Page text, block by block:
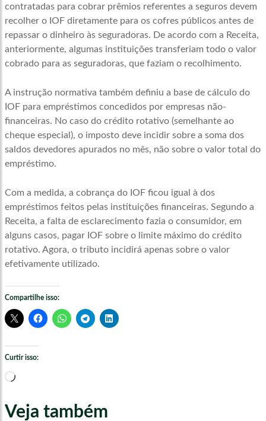
contratadas para cobrar prêmios referentes a seguros devem
recolher o IOF diretamente para os cofres públicos antes de
repassar o dinheiro às seguradoras. De acordo com a Receita,
anteriormente, algumas instituições transferiam todo o valor
cobrado para as seguradoras, que faziam o recolhimento.
A instrução normativa também definiu a base de cálculo do
IOF para empréstimos concedidos por empresas não-
financeiras. No caso do crédito rotativo (semelhante ao
cheque especial), o imposto deve incidir sobre a soma dos
saldos devedores apurados no mês, não sobre o valor total do
empréstimo.
Com a medida, a cobrança do IOF ficou igual à dos
empréstimos feitos pelas instituições financeiras. Segundo a
Receita, a falta de esclarecimento fazia o consumidor, em
alguns casos, pagar IOF sobre o limite máximo do crédito
rotativo. Agora, o tributo incidirá apenas sobre o valor
efetivamente utilizado.
Compartilhe isso:
Curtir isso:
Carregando...
Veja também